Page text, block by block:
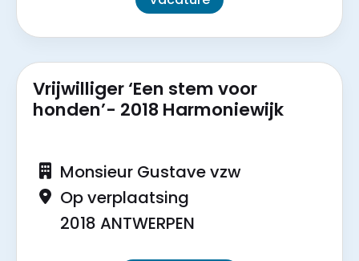
Vrijwilliger ‘Een stem voor
honden’- 2018 Harmoniewijk
Monsieur Gustave vzw
Op verplaatsing
2018 ANTWERPEN